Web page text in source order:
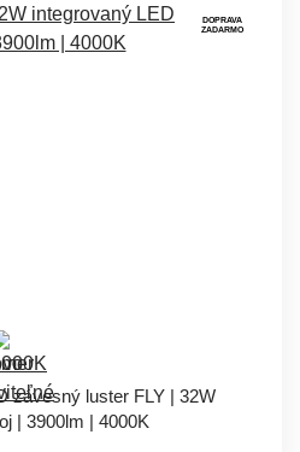
DOPRAVA
ZADARMO
závesný luster FLY | 32W
| 3900lm | 4000K